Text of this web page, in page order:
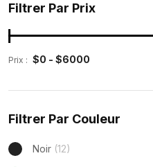
Filtrer Par Prix
Prix :
Filtrer Par Couleur
Noir (12)